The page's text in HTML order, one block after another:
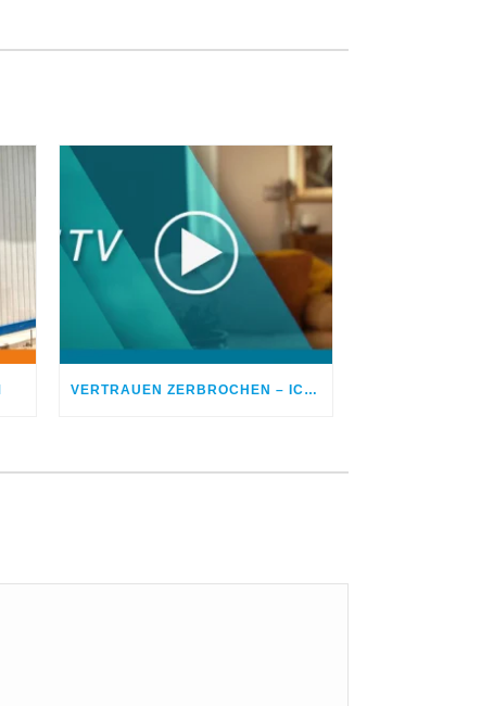
VERTRAUEN ZERBROCHEN – ICH BETROG MEINEN EHEPARTNER